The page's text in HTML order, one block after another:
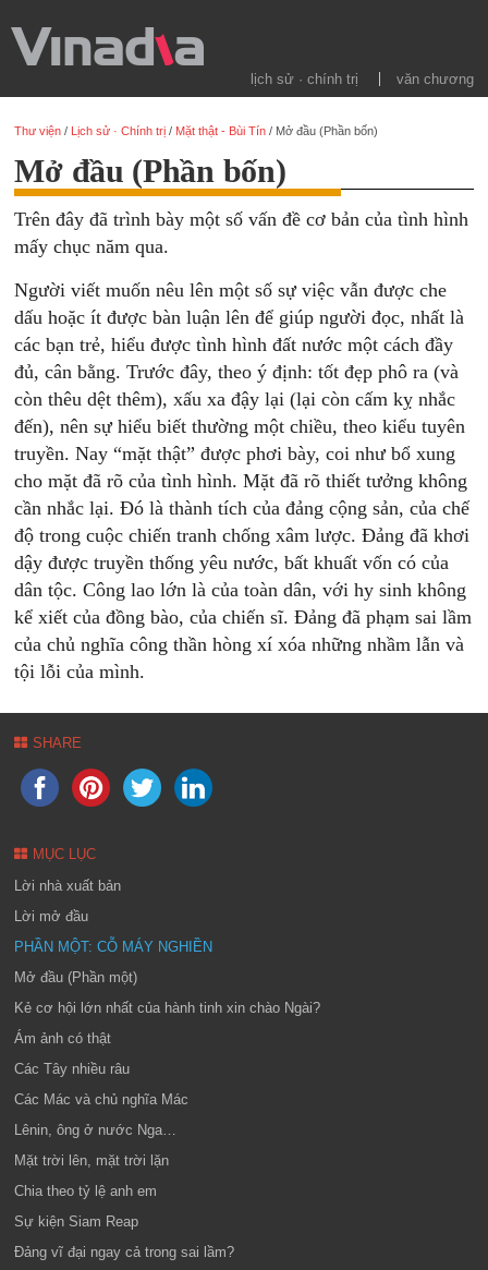
lịch sử · chính trị văn chương
Thư viện / Lịch sử · Chính trị / Mặt thật - Bùi Tín / Mở đầu (Phần bốn)
Mở đầu (Phần bốn)
Trên đây đã trình bày một số vấn đề cơ bản của tình hình
mấy chục năm qua.
Người viết muốn nêu lên một số sự việc vẫn được che
dấu hoặc ít được bàn luận lên để giúp người đọc, nhất là
các bạn trẻ, hiểu được tình hình đất nước một cách đầy
đủ, cân bằng. Trước đây, theo ý định: tốt đẹp phô ra (và
còn thêu dệt thêm), xấu xa đậy lại (lại còn cấm kỵ nhắc
đến), nên sự hiểu biết thường một chiều, theo kiểu tuyên
truyền. Nay “mặt thật” được phơi bày, coi như bổ xung
cho mặt đã rõ của tình hình. Mặt đã rõ thiết tưởng không
cần nhắc lại. Đó là thành tích của đảng cộng sản, của chế
độ trong cuộc chiến tranh chống xâm lược. Đảng đã khơi
dậy được truyền thống yêu nước, bất khuất vốn có của
dân tộc. Công lao lớn là của toàn dân, với hy sinh không
kể xiết của đồng bào, của chiến sĩ. Đảng đã phạm sai lầm
của chủ nghĩa công thần hòng xí xóa những nhầm lẫn và
tội lỗi của mình.
SHARE
MỤC LỤC
Lời nhà xuất bản
Lời mở đầu
PHẦN MỘT: CỖ MÁY NGHIỀN
Mở đầu (Phần một)
Kẻ cơ hội lớn nhất của hành tinh xin chào Ngài?
Ám ảnh có thật
Các Tây nhiều râu
Các Mác và chủ nghĩa Mác
Lênin, ông ở nước Nga…
Mặt trời lên, mặt trời lặn
Chia theo tỷ lệ anh em
Sự kiện Siam Reap
Đảng vĩ đại ngay cả trong sai lầm?